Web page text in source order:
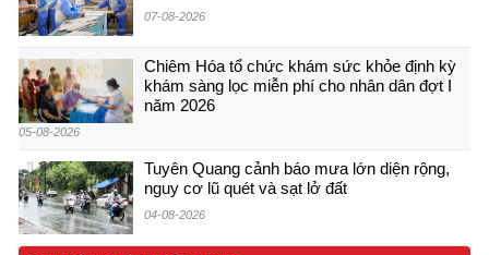
07-08-2026
Chiêm Hóa tổ chức khám sức khỏe định kỳ
khám sàng lọc miễn phí cho nhân dân đợt I
năm 2026
05-08-2026
Tuyên Quang cảnh báo mưa lớn diện rộng,
nguy cơ lũ quét và sạt lở đất
04-08-2026